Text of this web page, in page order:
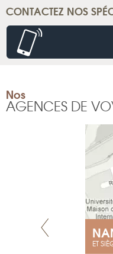
CONTACTEZ NOS
Nos
AGENCES DE
ET